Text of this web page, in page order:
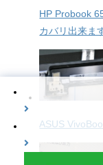
HP Probook
カバリ出来ま
ASUS